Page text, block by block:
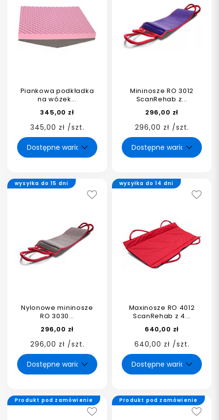
Piankowa podkładka
na wózek...
345,00 zł
345,00 zł /szt.
Mininosze RO 3012
ScanRehab z...
296,00 zł
296,00 zł /szt.
Nylonowe mininosze
RO 3030...
296,00 zł
296,00 zł /szt.
wysyłka do 15 dni
Maxinosze RO 4012
ScanRehab z 4...
640,00 zł
640,00 zł /szt.
wysyłka do 14 dni
Produkt pod zamówienie Produkt pod zamówienie